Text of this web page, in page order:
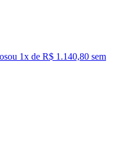
ou 1x de R$ 1.140,80 sem